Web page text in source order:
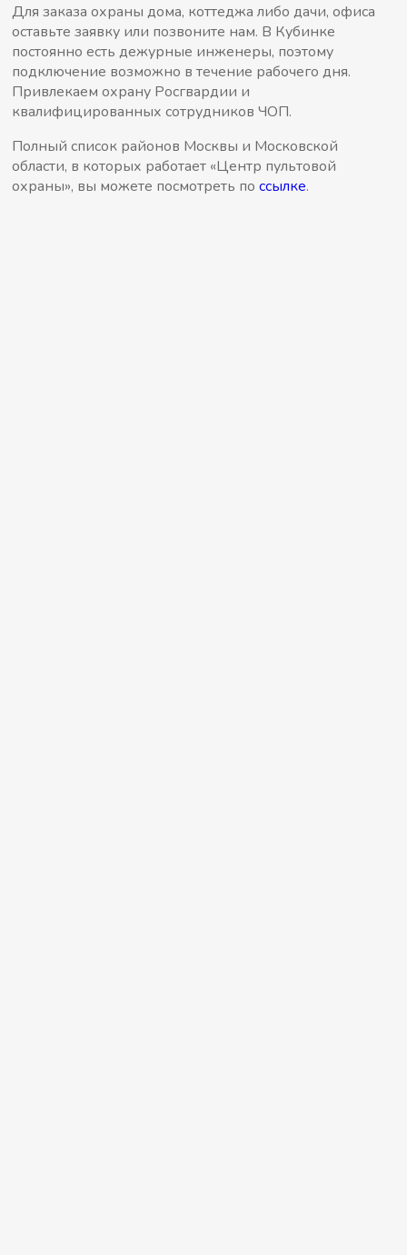
Для заказа охраны дома, коттеджа либо дачи, офиса
оставьте заявку или позвоните нам. В Кубинке
постоянно есть дежурные инженеры, поэтому
подключение возможно в течение рабочего дня.
Привлекаем охрану Росгвардии и
квалифицированных сотрудников ЧОП.
Полный список районов Москвы и Московской
области, в которых работает «Центр пультовой
охраны», вы можете посмотреть поссылке.